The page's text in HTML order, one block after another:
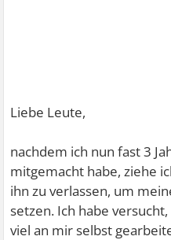
Liebe Leute,
nachdem ich nun fast 3
mitgemacht habe, ziehe
ihn zu verlassen, um
setzen. Ich habe
viel an mir selbst